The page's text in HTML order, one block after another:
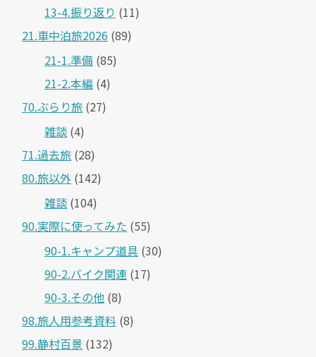
13-4.振り返り (11)
21.車中泊旅2026 (89)
21-1.準備 (85)
21-2.本編 (4)
70.ぶらり旅 (27)
雑談 (4)
71.過去旅 (28)
80.旅以外 (142)
雑談 (104)
90.実際に使ってみた (55)
90-1.キャンプ道具 (30)
90-2.バイク関連 (17)
90-3.その他 (8)
98.旅人用参考資料 (8)
99.静村百景 (132)